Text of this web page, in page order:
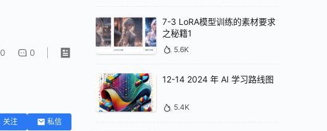
0 0
关注 私信
7-3 LoRA模型训练的素材要求
之秘籍1
5.6K
12-14 2024 年 AI 学习路线图
5.4K